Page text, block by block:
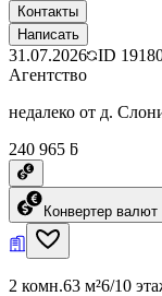
Контакты
Написать
31.07.2026 ID
Агентство
недалеко от д.
240 965 ƃ
Конвертер валют
2 комн.63 м²6/10